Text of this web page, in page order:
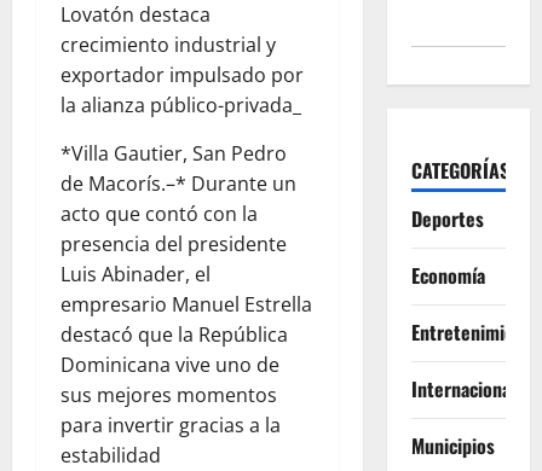
Lovatón destaca
crecimiento industrial y
exportador impulsado por
la alianza público-privada_
*Villa Gautier, San Pedro
de Macorís.–* Durante un
acto que contó con la
presencia del presidente
Luis Abinader, el
empresario Manuel Estrella
destacó que la República
Dominicana vive uno de
sus mejores momentos
para invertir gracias a la
estabilidad
CATEGORÍAS
Deportes
Economía
Entretenimiento
Internacionales
Municipios